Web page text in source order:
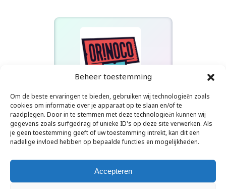
Beheer toestemming
Om de beste ervaringen te bieden, gebruiken wij technologieën zoals
cookies om informatie over je apparaat op te slaan en/of te
raadplegen. Door in te stemmen met deze technologieën kunnen wij
gegevens zoals surfgedrag of unieke ID's op deze site verwerken. Als
je geen toestemming geeft of uw toestemming intrekt, kan dit een
nadelige invloed hebben op bepaalde functies en mogelijkheden.
Accepteren
Orinoco Radio
Glen Hansard - High Hope